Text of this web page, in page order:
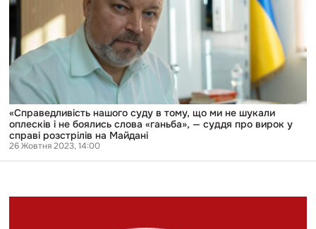
тому,
не
шукали
оплесків
не
боялись
слова
«ганьба»,
суддя
вирок
розстрілів
«Справедливість нашого суду в тому, що ми не шукали
оплесків і не боялись слова «ганьба», — суддя про вирок у
справі розстрілів на Майдані
26 Жовтня 2023, 14:00